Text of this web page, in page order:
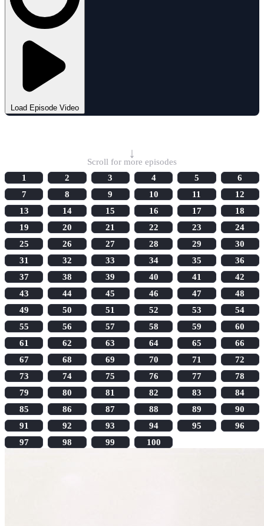
Load Episode Video
↓
Scroll for more episodes
1
2 3 4 5
6
7
8 9 10 11
12
13
14 15 16 17
18
19
20 21 22 23
24
25
26 27 28 29
30
31
32 33 34 35
36
37
38 39 40 41
42
43
44 45 46 47
48
49
50 51 52 53
54
55
56 57 58 59
60
61
62 63 64 65
66
67
68 69 70 71
72
73
74 75 76 77
78
79
80 81 82 83
84
85
86 87 88 89
90
91
92 93 94 95
96
97
98 99 100